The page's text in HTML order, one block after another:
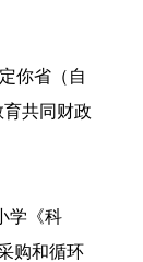
你省（自
育共同财政
学《科
购和循环